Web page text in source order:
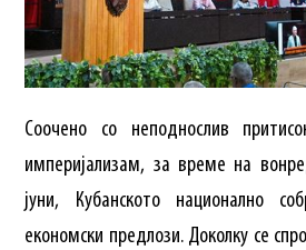
Соочено со неподнослив
империјализам, за време на
јуни, Кубанското национално
економски предлози. Доколку се